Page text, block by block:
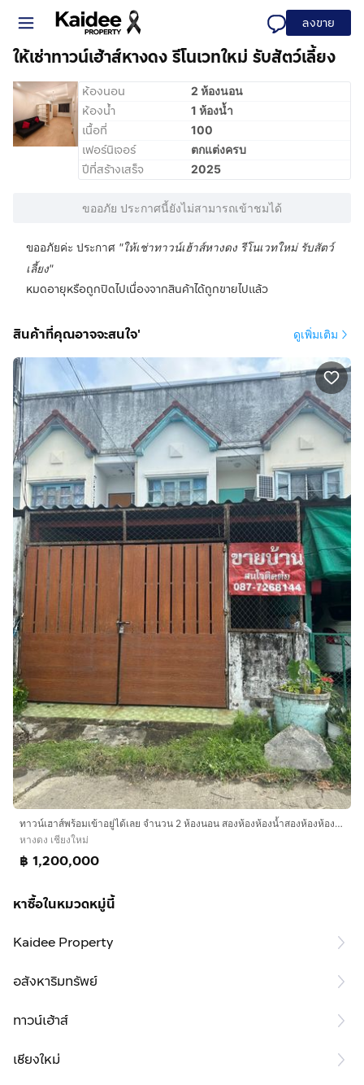
ลงขาย
ให้เช่าทาวน์เฮ้าส์หางดง รีโนเวทใหม่ รับสัตว์เลี้ยง
ห้องนอน 2 ห้องนอน
ห้องน้ำ 1 ห้องน้ำ
เนื้อที่ 100
เฟอร์นิเจอร์ ตกแต่งครบ
ปีที่สร้างเสร็จ 2025
ขออภัย ประกาศนี้ยังไม่สามารถเข้าชมได้
ขออภัยค่ะ ประกาศ "ให้เช่าทาวน์เฮ้าส์หางดง รีโนเวทใหม่ รับสัตว์
เลี้ยง"
หมดอายุหรือถูกปิดไปเนื่องจากสินค้าได้ถูกขายไปแล้ว
สินค้าที่คุณอาจจะสนใจ' ดูเพิ่มเติม
ทาวน์เฮาส์พร้อมเข้าอยู่ได้เลย จำนวน 2 ห้องนอน สองห้องห้องน้ำสองห้องห้องน้ำ หนึ่งห้องครัวหนึ่งห้องโถงหนึ่งโรงจอดรถ
หางดง เชียงใหม่
฿ 1,200,000
หาซื้อในหมวดหมู่นี้
Kaidee Property
อสังหาริมทรัพย์
ทาวน์เฮ้าส์
เชียงใหม่